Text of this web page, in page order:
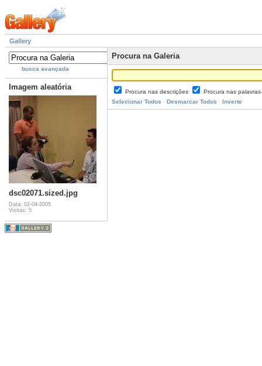
Gallery
busca avançada
Imagem aleatória
dsc02071.sized.jpg
Data: 02-04-2005
Visitas: 5
Procura na Galeria
Procura nas descrições
Procura nas
Selecionar Todos
Desmarcar Todos Inverte